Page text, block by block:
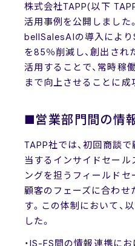
株式会社TAPP(以下
活用事例を公開しました
bellSalesAIの導入によ
を85％削減し、創出され
活用することで、常時稼
まで向上させることに成
■営業部門間の情
TAPP社では、初回商談
当するインサイドセール
ングを担うフィールドセ
顧客のフェーズに合わせ
す。この体制において、
した。
・IS-FS間の情報連携に